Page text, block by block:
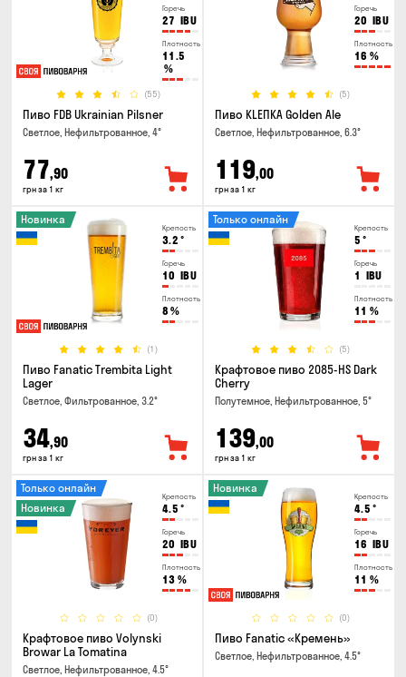
Горечь
27 IBU
Плотность
11.5
%
(55)
Пиво FDB Ukrainian Pilsner
Светлое, Нефильтрованное, 4°
77,90
грн за 1 кг
Горечь
20 IBU
Плотность
16 %
(5)
Пиво KLEПКА Golden Ale
Светлое, Нефильтрованное, 6.3°
119,00
грн за 1 кг
Крепость
3.2 °
Горечь
10 IBU
Плотность
8 %
(1)
Новинка
Пиво Fanatic Trembita Light
Lager
Светлое, Фильтрованное, 3.2°
34,90
грн за 1 кг
Крепость
5 °
Горечь
1 IBU
Плотность
11 %
(5)
Только онлайн
Крафтовое пиво 2085-HS Dark
Cherry
Полутемное, Нефильтрованное, 5°
139,00
грн за 1 кг
Крепость
4.5 °
Горечь
20 IBU
Плотность
13 %
(0)
Только онлайн
Новинка
Крафтовое пиво Volynski
Browar La Tomatina
Светлое, Нефильтрованное, 4.5°
Крепость
4.5 °
Горечь
16 IBU
Плотность
11 %
(0)
Новинка
Пиво Fanatic «Кремень»
Светлое, Нефильтрованное, 4.5°